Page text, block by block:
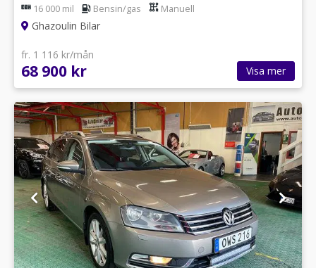
16 000 mil Bensin/gas Manuell
Ghazoulin Bilar
fr. 1 116 kr/mån
68 900 kr Visa mer